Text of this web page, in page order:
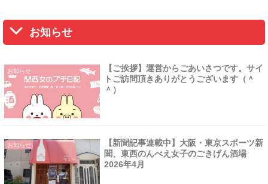
お知らせ
お知らせ
【ご挨拶】運営からごあいさつです。サイ
トご訪問頂きありがとうございます（＾
＾）
お知らせ
【新聞記事連載中】大阪・東京スポーツ新
聞、東西のんべえ女子のごきげん酒場
2026年4月